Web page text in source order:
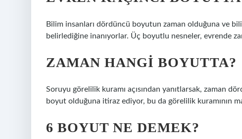
Bilim insanları dördüncü boyutun zaman olduğuna ve
belirlediğine inanıyorlar. Üç boyutlu nesneler, evrende
ZAMAN HANGI BOYUTTA?
Soruyu görelilik kuramı açısından yanıtlarsak, zaman
boyut olduğuna itiraz ediyor, bu da görelilik kuramının
6 BOYUT NE DEMEK?